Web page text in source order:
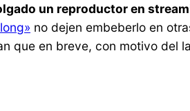
un reproductor en
no dejen embeberlo en
que en breve, con motivo del